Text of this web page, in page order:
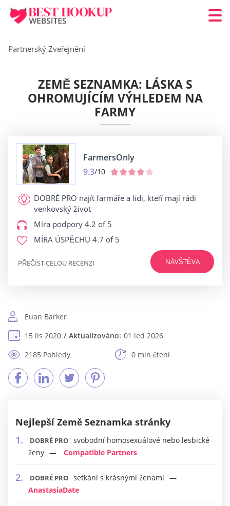
Partnerský Zveřejnění
ZEMĚ SEZNAMKA: LÁSKA S
OHROMUJÍCÍM VÝHLEDEM NA
FARMY
FarmersOnly
9.3/10
DOBRÉ PRO najít farmáře a lidi, kteří mají rádi
venkovský život
Míra podpory 4.2 of 5
MÍRA ÚSPĚCHU 4.7 of 5
NÁVŠTĚVA
PŘEČÍST CELOU RECENZI
Euan Barker
15 lis 2020
Aktualizováno: 01 led 2026
2185 Pohledy
0 min čtení
Nejlepší Země Seznamka stránky
DOBRÉ PRO svobodní homosexuálové nebo lesbické
ženy
Compatible Partners
DOBRÉ PRO setkání s krásnými ženami
AnastasiaDate